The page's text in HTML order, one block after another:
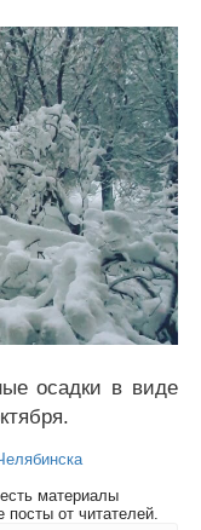
осадки в виде
материалы
от читателей.